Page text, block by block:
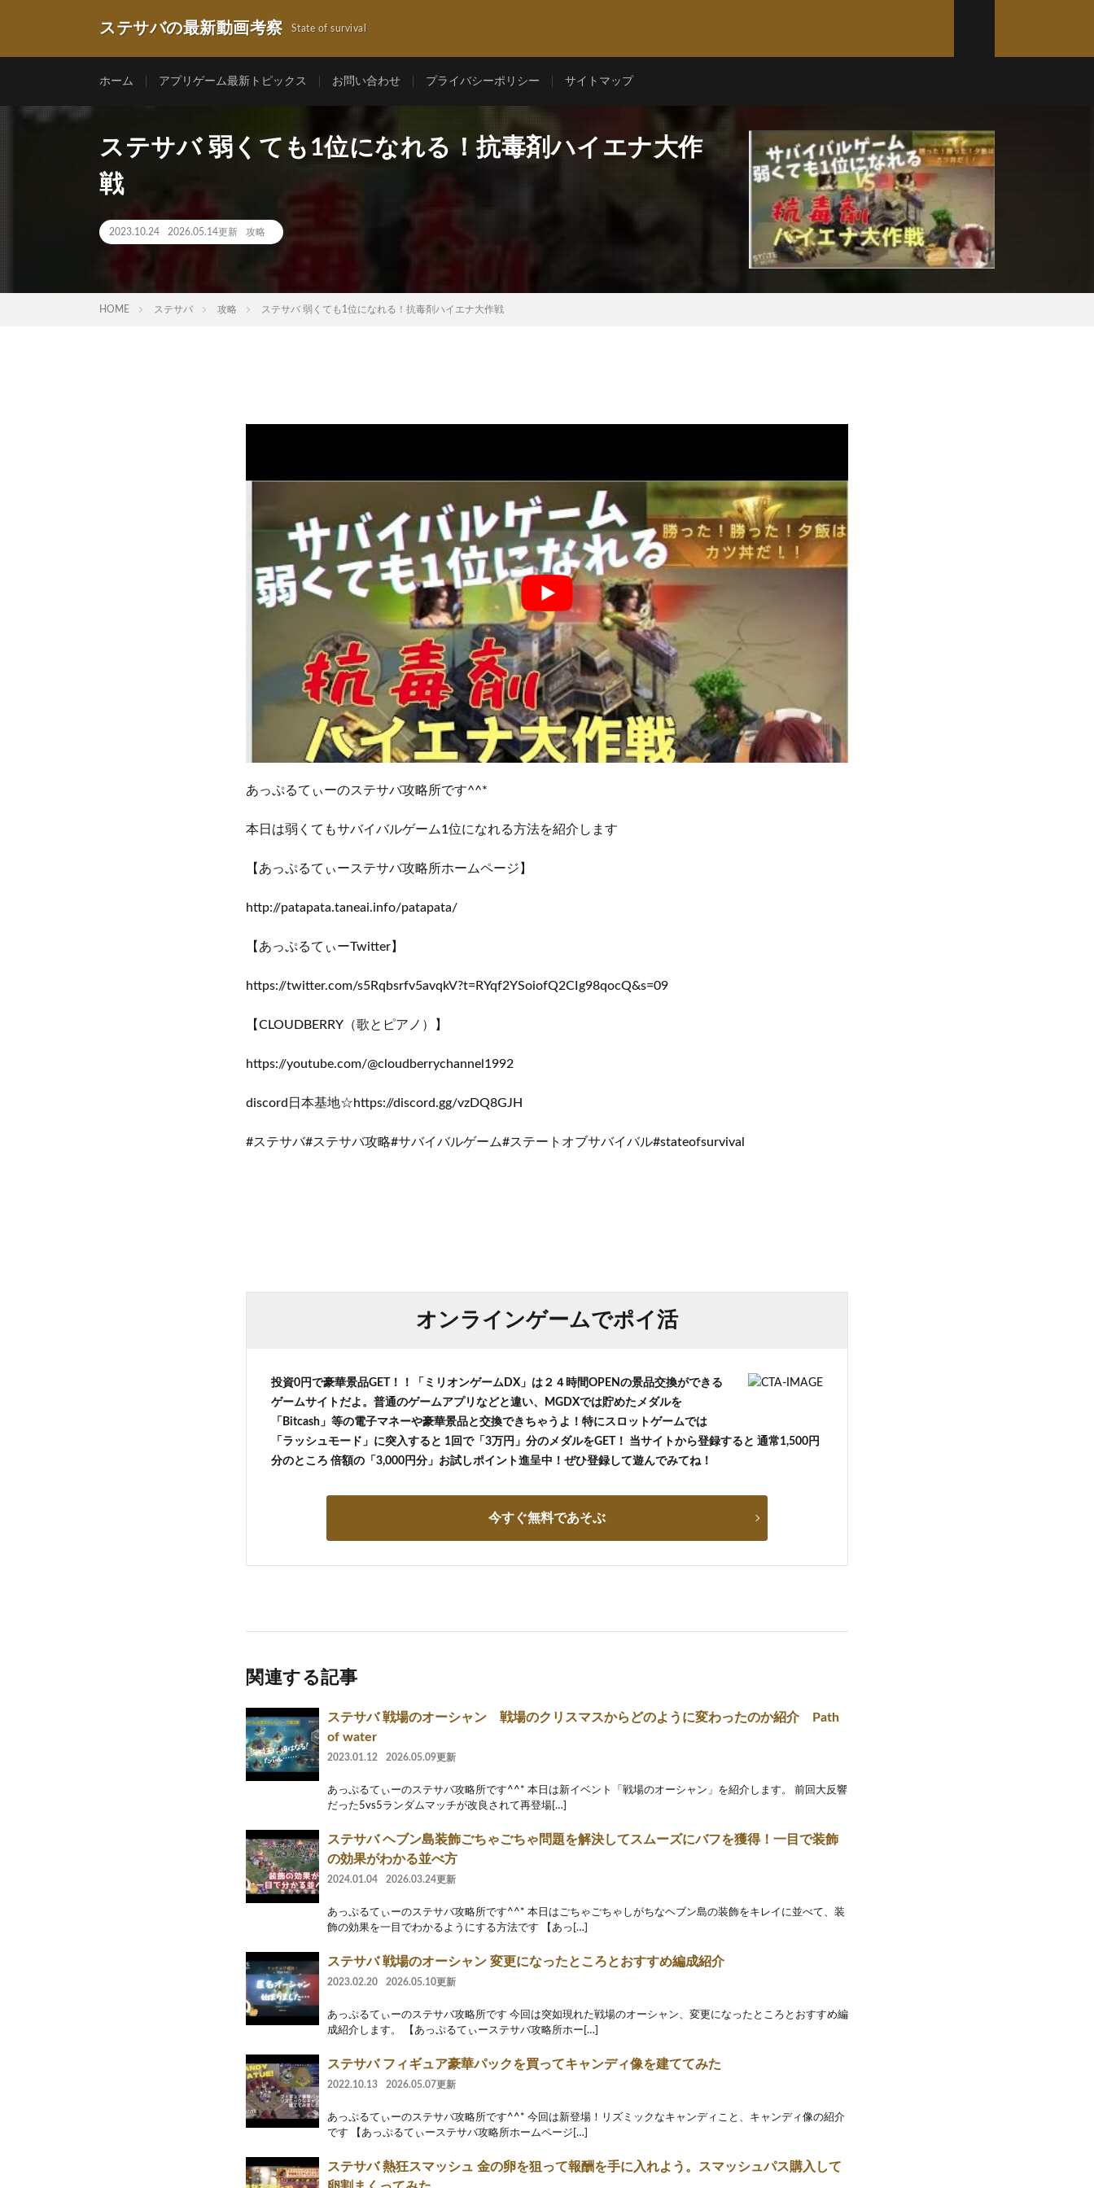
ステサバの最新動画考察 State of survival
ホーム アプリゲーム最新トピックス お問い合わせ プライバシーポリシー サイトマップ
ステサバ 弱くても1位になれる！抗毒剤ハイエナ大作
戦
2023.10.24 2026.05.14更新 攻略
HOME ステサバ 攻略 ステサバ 弱くても1位になれる！抗毒剤ハイエナ大作戦
あっぷるてぃーのステサバ攻略所です^^*
本日は弱くてもサバイバルゲーム1位になれる方法を紹介します
【あっぷるてぃーステサバ攻略所ホームページ】
http://patapata.taneai.info/patapata/
【あっぷるてぃーTwitter】
https://twitter.com/s5Rqbsrfv5avqkV?t=RYqf2YSoiofQ2CIg98qocQ&s=09
【CLOUDBERRY（歌とピアノ）】
https://youtube.com/@cloudberrychannel1992
discord日本基地☆https://discord.gg/vzDQ8GJH
#ステサバ#ステサバ攻略#サバイバルゲーム#ステートオブサバイバル#stateofsurvival
オンラインゲームでポイ活
投資0円で豪華景品GET！！「ミリオンゲームDX」は２４時間OPENの景品交換ができる
ゲームサイトだよ。普通のゲームアプリなどと違い、MGDXでは貯めたメダルを
「Bitcash」等の電子マネーや豪華景品と交換できちゃうよ！特にスロットゲームでは
「ラッシュモード」に突入すると 1回で「3万円」分のメダルをGET！ 当サイトから登録すると 通常1,500円
分のところ 倍額の「3,000円分」お試しポイント進呈中！ぜひ登録して遊んでみてね！
今すぐ無料であそぶ
関連する記事
ステサバ 戦場のオーシャン 戦場のクリスマスからどのように変わったのか紹介 Path
of water
2023.01.12 2026.05.09更新
あっぷるてぃーのステサバ攻略所です^^* 本日は新イベント「戦場のオーシャン」を紹介します。 前回大反響
だった5vs5ランダムマッチが改良されて再登場[…]
ステサバ ヘブン島装飾ごちゃごちゃ問題を解決してスムーズにバフを獲得！一目で装飾
の効果がわかる並べ方
2024.01.04 2026.03.24更新
あっぷるてぃーのステサバ攻略所です^^* 本日はごちゃごちゃしがちなヘブン島の装飾をキレイに並べて、装
飾の効果を一目でわかるようにする方法です 【あっ[…]
ステサバ 戦場のオーシャン 変更になったところとおすすめ編成紹介
2023.02.20 2026.05.10更新
あっぷるてぃーのステサバ攻略所です 今回は突如現れた戦場のオーシャン、変更になったところとおすすめ編
成紹介します。 【あっぷるてぃーステサバ攻略所ホー[…]
ステサバ フィギュア豪華パックを買ってキャンディ像を建ててみた
2022.10.13 2026.05.07更新
あっぷるてぃーのステサバ攻略所です^^* 今回は新登場！リズミックなキャンディこと、キャンディ像の紹介
です 【あっぷるてぃーステサバ攻略所ホームページ[…]
ステサバ 熱狂スマッシュ 金の卵を狙って報酬を手に入れよう。スマッシュパス購入して